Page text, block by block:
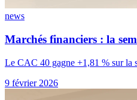
news
Marchés financiers : la
Le CAC 40 gagne +1,81 % sur la
9 février 2026